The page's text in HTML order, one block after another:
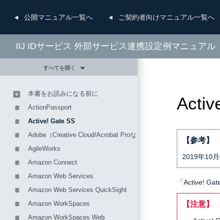
公開マニュアル一覧へ ご契約者向けマニュアル一覧へ
IIJ IDサービス 外部サービス連携設定例マニュアル
【参考】
2019年10
「Active!
【注意】
すべてを開く
本書をお読みになる前に
ActionPassport
Active! Gate SS
Adobe（Creative Cloud/Acrobat Proなど）
AgileWorks
Amazon Connect
Amazon Web Services
Amazon Web Services QuickSight
Amazon WorkSpaces
Amazon WorkSpaces Web